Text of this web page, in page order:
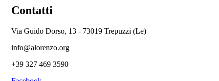
Contatti
Via Guido Dorso, 13 - 73019 Trepuzzi (Le)
info@alorenzo.org
+39 327 469 3590